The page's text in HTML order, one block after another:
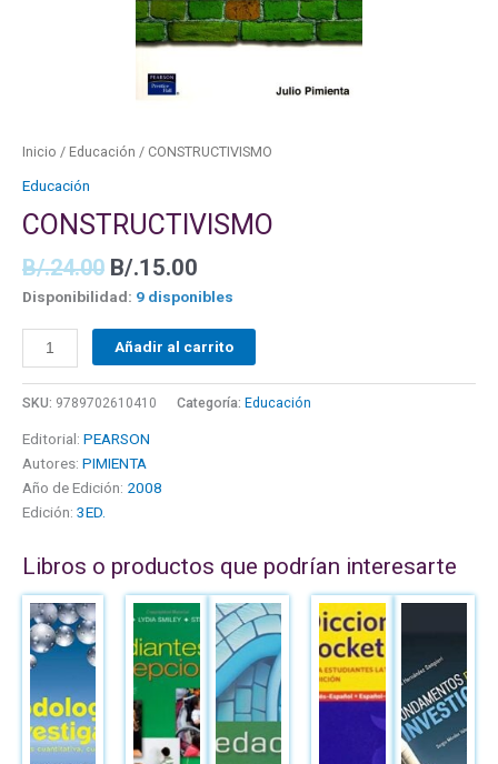
Inicio / Educación / CONSTRUCTIVISMO
Educación
CONSTRUCTIVISMO
B/.24.00 B/.15.00
Disponibilidad: 9 disponibles
Añadir al carrito
SKU: 9789702610410 Categoría: Educación
Editorial: PEARSON
Autores: PIMIENTA
Año de Edición: 2008
Edición: 3ED.
Libros o productos que podrían interesarte